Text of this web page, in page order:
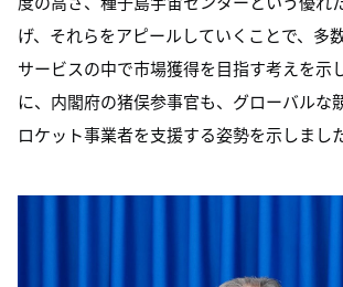
げ、それらをアピールしていくことで、多
サービスの中で市場獲得を目指す考えを示
に、内閣府の猪俣参事官も、グローバルな
ロケット事業者を支援する姿勢を示しました